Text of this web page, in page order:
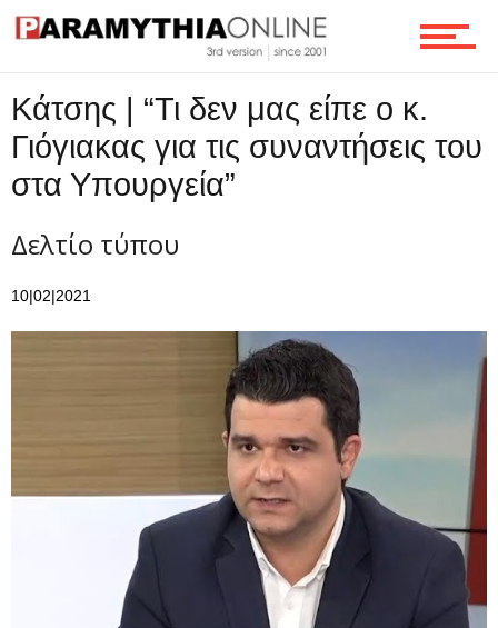
Κάτσης | “Τι δεν μας είπε ο κ.
Γιόγιακας για τις συναντήσεις του
στα Υπουργεία”
Δελτίο τύπου
10|02|2021